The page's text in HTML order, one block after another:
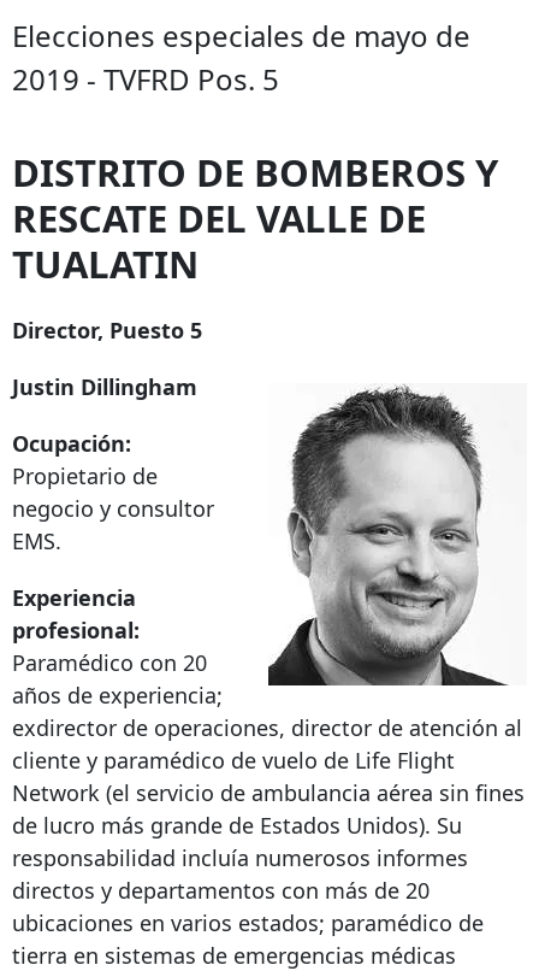
Elecciones especiales de mayo de
2019 - TVFRD Pos. 5
DISTRITO DE BOMBEROS Y
RESCATE DEL VALLE DE
TUALATIN
Director, Puesto 5
Justin Dillingham
Ocupación:
Propietario de
negocio y consultor
EMS.
Experiencia
profesional:
Paramédico con 20
años de experiencia;
exdirector de operaciones, director de atención al
cliente y paramédico de vuelo de Life Flight
Network (el servicio de ambulancia aérea sin fines
de lucro más grande de Estados Unidos). Su
responsabilidad incluía numerosos informes
directos y departamentos con más de 20
ubicaciones en varios estados; paramédico de
tierra en sistemas de emergencias médicas